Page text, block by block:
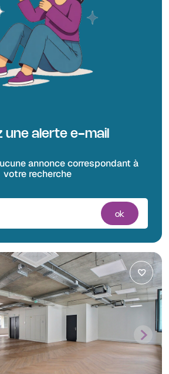
une alerte e-mail
annonce correspondant à
votre recherche
ok